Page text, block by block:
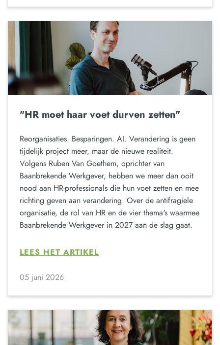
"HR moet haar voet durven zetten"
Reorganisaties. Besparingen. AI. Verandering is geen
tijdelijk project meer, maar de nieuwe realiteit.
Volgens Ruben Van Goethem, oprichter van
Baanbrekende Werkgever, hebben we meer dan ooit
nood aan HR-professionals die hun voet zetten en mee
richting geven aan verandering. Over de antifragiele
organisatie, de rol van HR en de vier thema's waarmee
Baanbrekende Werkgever in 2027 aan de slag gaat.
LEES HET ARTIKEL
05 juni 2026